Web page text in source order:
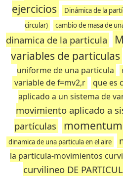
ejercicios
Dinámica de la
circular)
cambio de masa de
dinamica de la particula
variables de particulas
uniforme de una particula
variable de f=mv2,r
que es
aplicado a un sistema de
movimiento aplicado a
partículas
dinamica de una particula en el aire
la particula-movimientos
curvilineo DE